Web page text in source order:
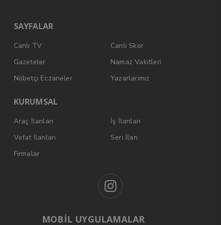
SAYFALAR
Canlı TV
Canlı Skor
Gazeteler
Namaz Vakitleri
Nöbetçi Eczaneler
Yazarlarımız
KURUMSAL
Araç İlanları
İş İlanları
Vefat İlanları
Seri İlan
Firmalar
MOBİL UYGULAMALAR